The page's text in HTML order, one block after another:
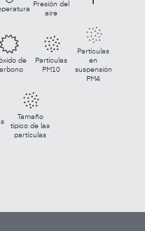
Presión del
aire
de
Partículas
PM10
Partículas
en
suspensión
PM4
Tamaño
típico de las
partículas